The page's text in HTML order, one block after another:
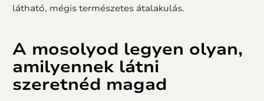
látható, mégis természetes átalakulás.
A mosolyod legyen olyan,
amilyennek látni
szeretnéd magad